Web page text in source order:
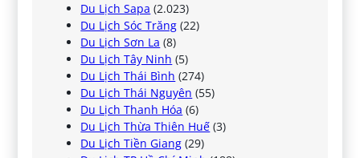
Du Lịch Sapa (2.023)
Du Lịch Sóc Trăng (22)
Du Lịch Sơn La (8)
Du Lịch Tây Ninh (5)
Du Lịch Thái Bình (274)
Du Lịch Thái Nguyên (55)
Du Lịch Thanh Hóa (6)
Du Lịch Thừa Thiên Huế (3)
Du Lịch Tiền Giang (29)